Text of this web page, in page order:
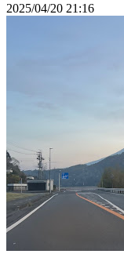
2025/04/20 21:16